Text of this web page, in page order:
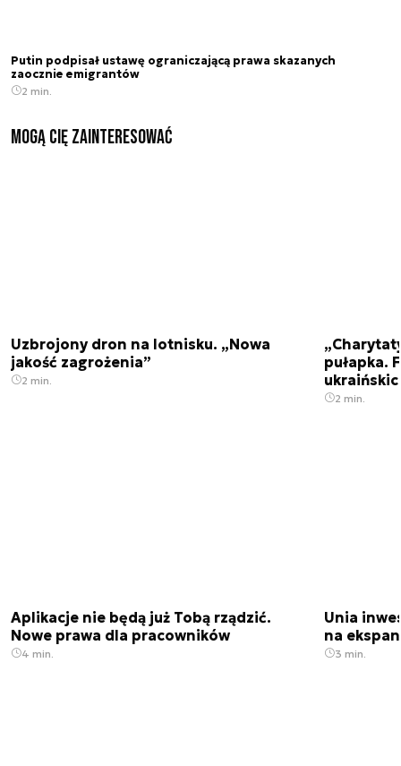
Putin podpisał ustawę ograniczającą prawa skazanych
zaocznie emigrantów
2 min.
Mogą Cię zainteresować
Uzbrojony dron na lotnisku. „Nowa
jakość zagrożenia”
2 min.
pułapka.
2 min.
Aplikacje nie będą już Tobą rządzić.
Nowe prawa dla pracowników
4 min.
Unia
na
3 min.